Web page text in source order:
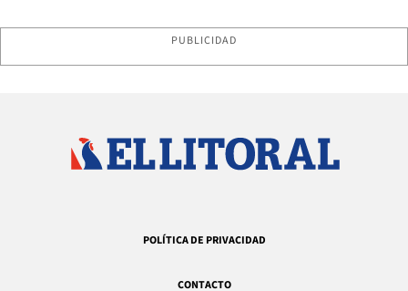
PUBLICIDAD
POLÍTICA DE PRIVACIDAD
CONTACTO